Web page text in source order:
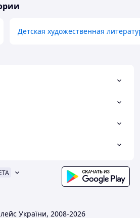
Детская художественная
України, 2008-2026